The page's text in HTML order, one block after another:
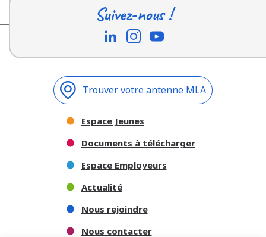
Suivez-nous !
Trouver votre antenne MLA
Espace Jeunes
Documents à télécharger
Espace Employeurs
Actualité
Nous rejoindre
Nous contacter